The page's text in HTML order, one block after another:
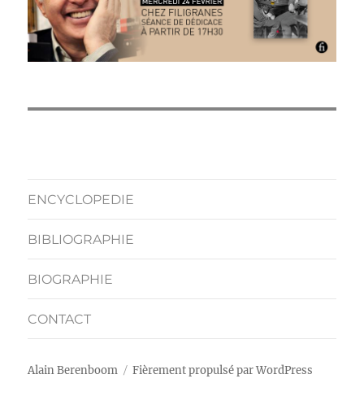
ENCYCLOPEDIE
BIBLIOGRAPHIE
BIOGRAPHIE
CONTACT
Alain Berenboom Fièrement propulsé par WordPress